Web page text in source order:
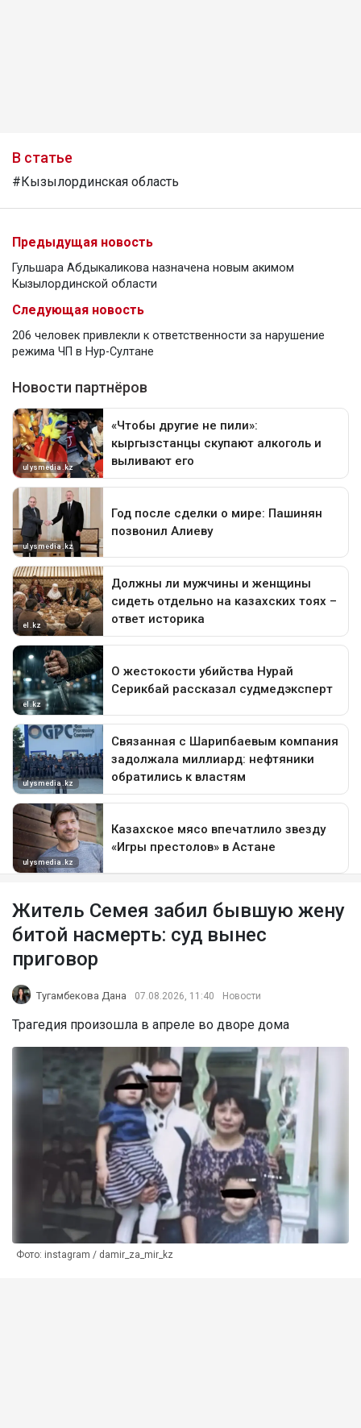
В статье
#Кызылординская область
Предыдущая новость
Гульшара Абдыкаликова назначена новым акимом
Кызылординской области
Следующая новость
206 человек привлекли к ответственности за нарушение
режима ЧП в Нур-Султане
Житель Семея забил бывшую жену
битой насмерть: суд вынес
приговор
Тугамбекова Дана 07.08.2026, 11:40 Новости
Трагедия произошла в апреле во дворе дома
Фото: instagram / damir_za_mir_kz